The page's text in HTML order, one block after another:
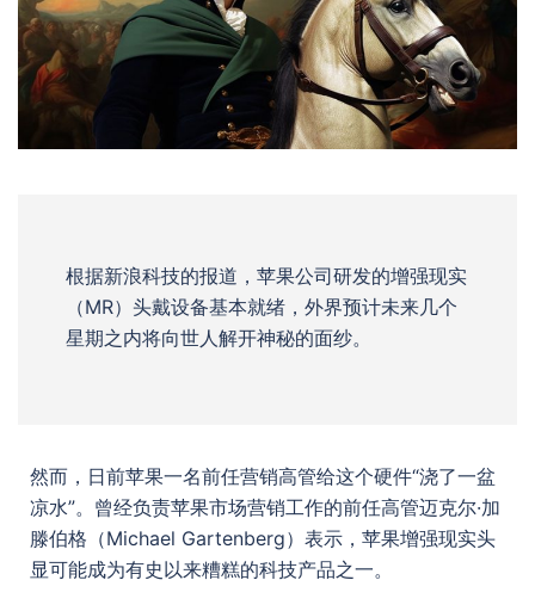
根据新浪科技的报道，苹果公司研发的增强现实
（MR）头戴设备基本就绪，外界预计未来几个
星期之内将向世人解开神秘的面纱。
然而，日前苹果一名前任营销高管给这个硬件“浇了一盆
凉水”。曾经负责苹果市场营销工作的前任高管迈克尔·加
滕伯格（Michael Gartenberg）表示，苹果增强现实头
显可能成为有史以来糟糕的科技产品之一。